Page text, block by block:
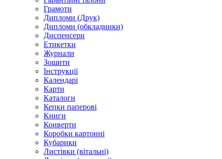
Грамоти
Дипломи (Друк)
Дипломи (обкладинки)
Диспенсери
Етикетки
Журнали
Зошити
Інструкції
Календарі
Карти
Каталоги
Кепки паперові
Книги
Конверти
Коробки картонні
Кубарики
Листівки (вітальні)